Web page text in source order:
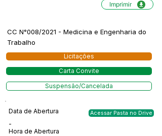
Imprimir
CC N°008/2021 - Medicina e Engenharia do
Trabalho
Licitações
Carta Convite
Suspensão/Cancelada
Data de Abertura
-
Acessar Pasta no Drive
Hora de Abertura